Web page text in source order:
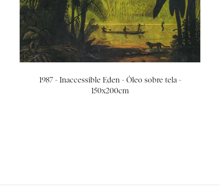
1987 - Inaccessible Eden - Óleo sobre tela -
150x200cm